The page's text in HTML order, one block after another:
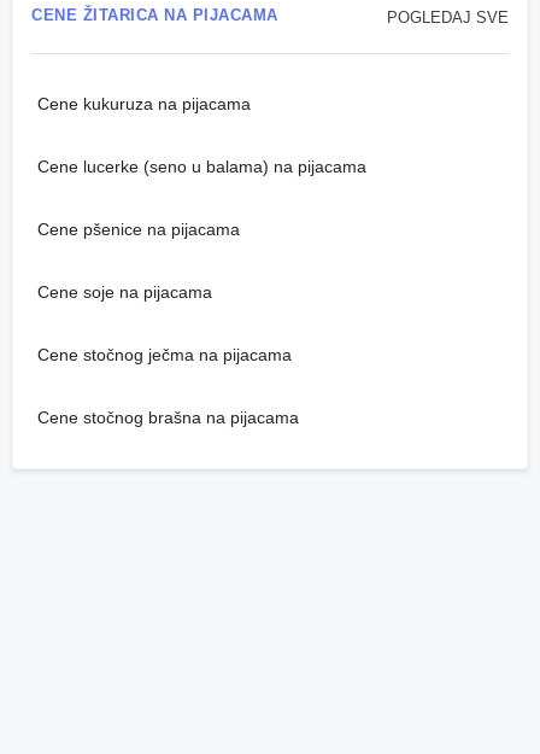
POGLEDAJ SVE
CENE ŽITARICA NA PIJACAMA
Cene kukuruza na pijacama
Cene lucerke (seno u balama) na pijacama
Cene pšenice na pijacama
Cene soje na pijacama
Cene stočnog ječma na pijacama
Cene stočnog brašna na pijacama